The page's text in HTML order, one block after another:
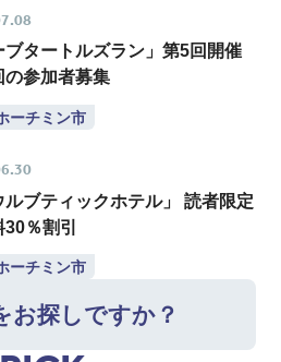
ブタートルズラン」第5回開催
の参加者募集
ーチミン市
ルブティックホテル」 読者限定
％割引
ーチミン市
お探しですか？